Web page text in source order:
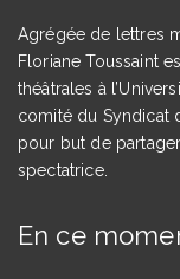
Agrégée de lettres
Floriane Toussaint
théâtrales à
comité du Syndicat
pour but de
spectatrice.
En ce